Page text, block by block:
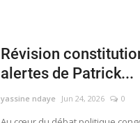
Révision
alertes de Patrick...
yassine ndaye Jun 24, 2026 0